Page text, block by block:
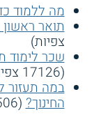
מה ללמוד
תואר ראשון בגיל 50 ללא
צפיות)
שכר לימוד
(17126 צפיות)
במה תעזור
החינוך? (16506 צפיות)